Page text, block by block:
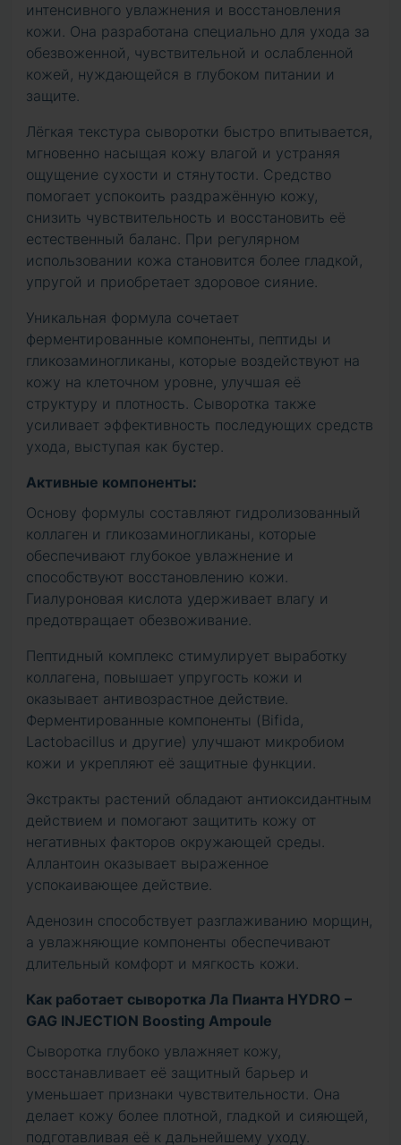
интенсивного увлажнения и восстановления
кожи. Она разработана специально для ухода за
обезвоженной, чувствительной и ослабленной
кожей, нуждающейся в глубоком питании и
защите.
Лёгкая текстура сыворотки быстро впитывается,
мгновенно насыщая кожу влагой и устраняя
ощущение сухости и стянутости. Средство
помогает успокоить раздражённую кожу,
снизить чувствительность и восстановить её
естественный баланс. При регулярном
использовании кожа становится более гладкой,
упругой и приобретает здоровое сияние.
Уникальная формула сочетает
ферментированные компоненты, пептиды и
гликозаминогликаны, которые воздействуют на
кожу на клеточном уровне, улучшая её
структуру и плотность. Сыворотка также
усиливает эффективность последующих средств
ухода, выступая как бустер.
Активные компоненты:
Основу формулы составляют гидролизованный
коллаген и гликозаминогликаны, которые
обеспечивают глубокое увлажнение и
способствуют восстановлению кожи.
Гиалуроновая кислота удерживает влагу и
предотвращает обезвоживание.
Пептидный комплекс стимулирует выработку
коллагена, повышает упругость кожи и
оказывает антивозрастное действие.
Ферментированные компоненты (Bifida,
Lactobacillus и другие) улучшают микробиом
кожи и укрепляют её защитные функции.
Экстракты растений обладают антиоксидантным
действием и помогают защитить кожу от
негативных факторов окружающей среды.
Аллантоин оказывает выраженное
успокаивающее действие.
Аденозин способствует разглаживанию морщин,
а увлажняющие компоненты обеспечивают
длительный комфорт и мягкость кожи.
Как работает сыворотка Ла Пианта HYDRO –
GAG INJECTION Boosting Ampoule
Сыворотка глубоко увлажняет кожу,
восстанавливает её защитный барьер и
уменьшает признаки чувствительности. Она
делает кожу более плотной, гладкой и сияющей,
подготавливая её к дальнейшему уходу.